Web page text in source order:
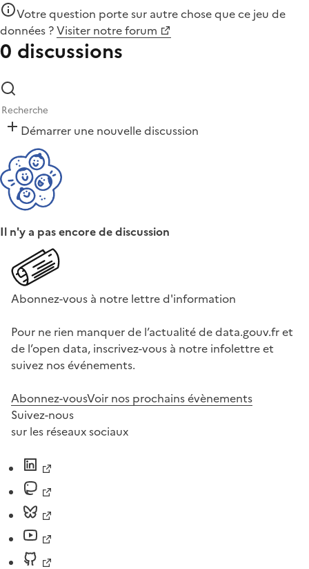
Votre question porte sur autre chose quece jeu de
données ?Visiter notre forum
0 discussions
Démarrer une nouvelle discussion
Il n'y a pas encore de discussion
Abonnez-vous à notre lettre d'information
Pour ne rien manquer de l’actualité de data.gouv.fr et
de l’open data, inscrivez-vous à notre infolettre et
suivez nos événements.
Abonnez-vousVoir nos prochains évènements
Suivez-nous
sur les réseaux sociaux